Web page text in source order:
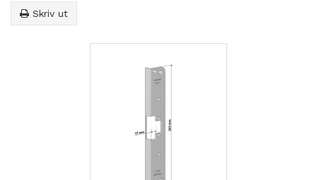
Skriv ut